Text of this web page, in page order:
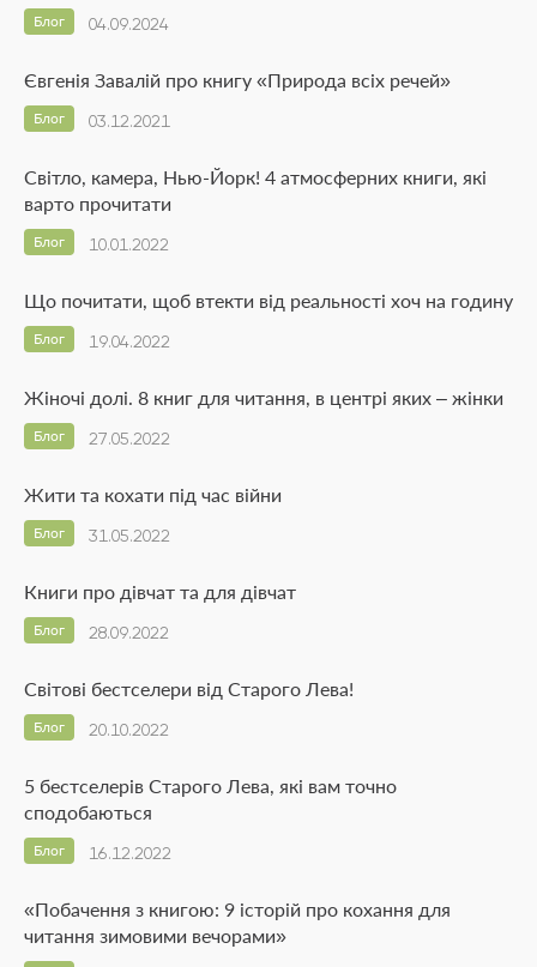
04.09.2024
Блог
Євгенія Завалій про книгу «Природа всіх речей»
03.12.2021
Блог
Світло, камера, Нью-Йорк! 4 атмосферних книги, які
варто прочитати
10.01.2022
Блог
Що почитати, щоб втекти від реальності хоч на годину
19.04.2022
Блог
Жіночі долі. 8 книг для читання, в центрі яких – жінки
27.05.2022
Блог
Жити та кохати під час війни
31.05.2022
Блог
Книги про дівчат та для дівчат
28.09.2022
Блог
Світові бестселери від Старого Лева!
20.10.2022
Блог
5 бестселерів Старого Лева, які вам точно
сподобаються
16.12.2022
Блог
«Побачення з книгою: 9 історій про кохання для
читання зимовими вечорами»